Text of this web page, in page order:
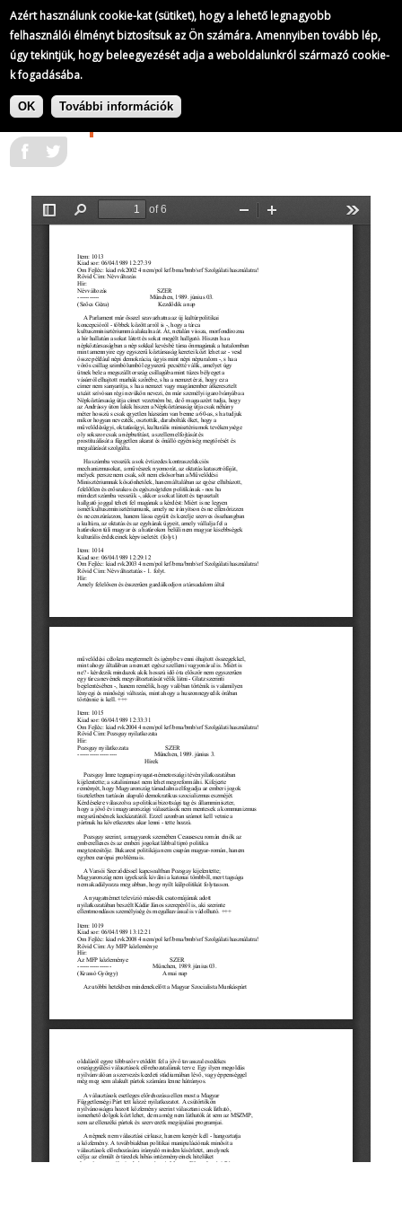
Azért használunk cookie-kat (sütiket), hogy a lehető legnagyobb
felhasználói élményt biztosítsuk az Ön számára. Amennyiben tovább lép,
úgy tekintjük, hogy beleegyezését adja a weboldalunkról származó cookie-
k fogadásába.
OK További információk
Ugrás
151/321
A Szabad Európa Rádió adásainak
átirata|1989-06-03